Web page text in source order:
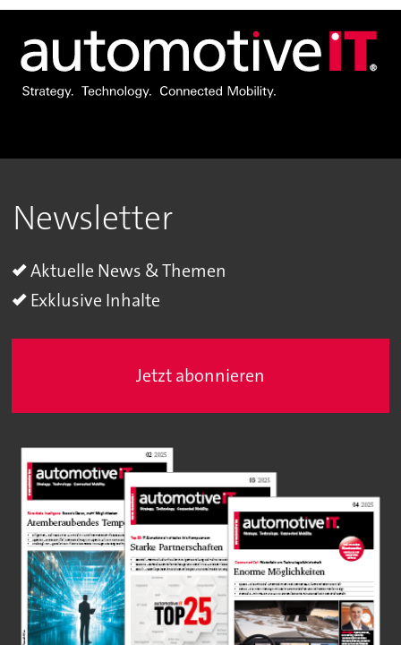
Newsletter
Aktuelle News & Themen
Exklusive Inhalte
Jetzt abonnieren